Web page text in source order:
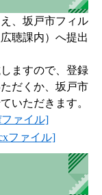
、坂戸市フィル
聴課内）へ提出
ますので、登録
だくか、坂戸市
いただきます。
ァイル]
ファイル]